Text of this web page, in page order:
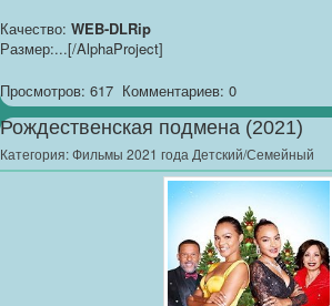
Качество: WEB-DLRip
Размер:...[/AlphaProject]
Просмотров: 617 Комментариев: 0
Рождественская подмена (2021)
Категория:Фильмы 2021 года Детский/Семейный